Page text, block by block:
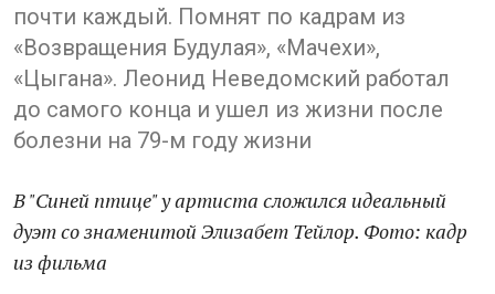
почти каждый. Помнят по кадрам из
«Возвращения Будулая», «Мачехи»,
«Цыгана». Леонид Неведомский работал
до самого конца и ушел из жизни после
болезни на 79-м году жизни
В "Синей птице" у артиста сложился идеальный
дуэт со знаменитой Элизабет Тейлор. Фото: кадр
из фильма